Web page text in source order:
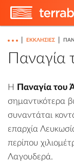
ΕΚΚΛΗΣΊΕΣ
Παναγία
Η Παναγία του
σημαντικότερα
συναντάται
επαρχία
περίπου
Λαγουδερά.